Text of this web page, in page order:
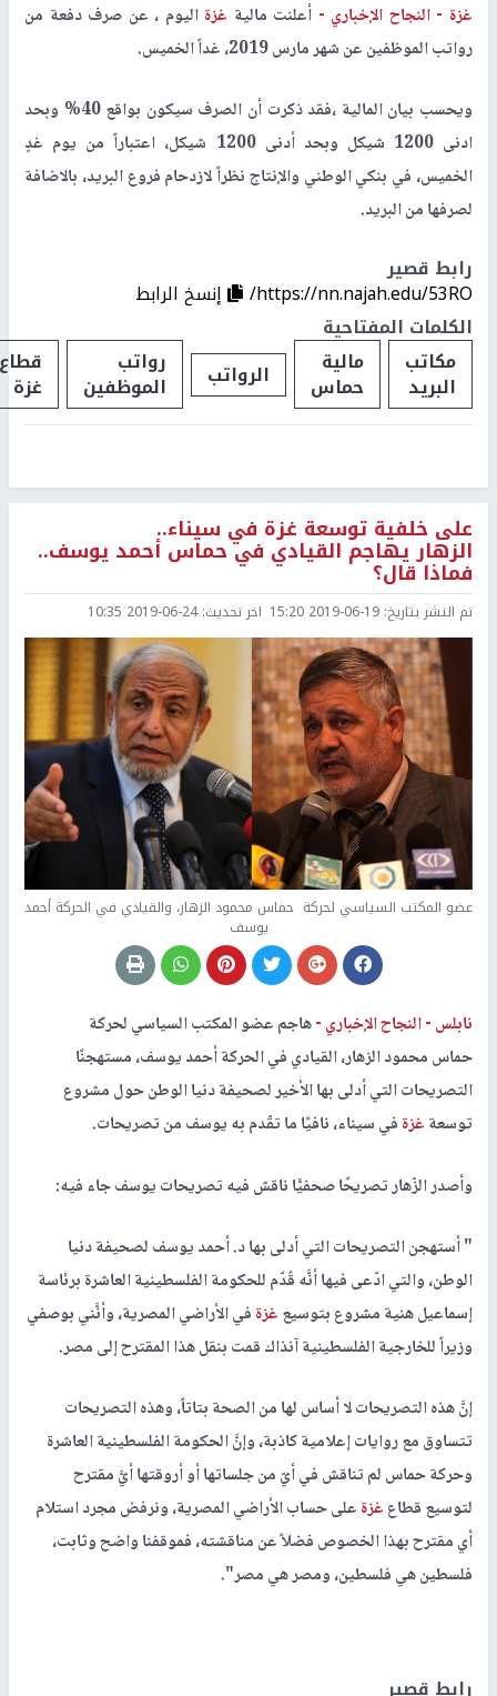
غزة -النجاح الإخباري - أعلنت مالية غزة اليوم ، عن صرف دفعة من
رواتب الموظفين عن شهر مارس 2019، غداً الخميس.
ويحسب بيان المالية ،فقد ذكرت أن الصرف سيكون بواقع 40% وبحد
ادنى 1200 شيكل
وبحد أدنى 1200 شيكل، اعتباراً من يوم غدٍ
الخميس، في بنكي الوطني والإنتاج نظراً لازدحام فروع البريد، بالاضافة
لصرفها من البريد.
رابط قصير
https://nn.najah.edu/53RO/
إنسخ الرابط
الكلمات المفتاحية
مكاتب
البريد
مالية
حماس الرواتب رواتب
الموظفين
قطاع
غزة
على خلفية توسعة غزة في سيناء..
الزهار يهاجم القيادي في حماس أحمد يوسف..
فماذا قال؟
تم النشر بتاريخ: 2019-06-19 15:20 اخر تحديث:2019-06-24 10:35
عضو المكتب السياسي لحركة حماس محمود الزهار، والقيادي في الحركة أحمد
يوسف
نابلس -النجاح الإخباري -هاجم عضو المكتب السياسي لحركة
حماس محمود الزهار، القيادي في الحركة أحمد يوسف، مستهجنًا
التصريحات التي أدلى بها الأخير لصحيفة دنيا الوطن حول مشروع
توسعةغزةفي سيناء، نافيًا ما تقّدم به يوسف من تصريحات.
وأصدر الزّهار تصريحًا صحفيًّا ناقش فيه تصريحات يوسف جاء فيه:
" أستهجن التصريحات التي أدلى بها د. أحمد يوسف لصحيفة دنيا
الوطن، والتي ادّعى فيها أنَّه قُدّم للحكومة الفلسطينية العاشرة برئاسة
إسماعيل هنية مشروع بتوسيعغزةفي الأراضي المصرية، وأنَّني بوصفي
وزيراً للخارجية الفلسطينية آنذاك قمت بنقل هذا المقترح إلى مصر.
إنَّ هذه التصريحات لا أساس لها من الصحة بتاتاً، وهذه التصريحات
تتساوق مع روايات إعلامية كاذبة، وإنَّ الحكومة الفلسطينية العاشرة
وحركة حماس لم تناقش في أيّ من جلساتها أو أروقتها أيَّ مقترح
لتوسيع قطاعغزةعلى حساب الأراضي المصرية، ونرفض مجرد استلام
أي مقترح بهذا الخصوص فضلاً عن مناقشته، فموقفنا واضح وثابت،
فلسطين هي فلسطين، ومصر هي مصر".
رابط قصير